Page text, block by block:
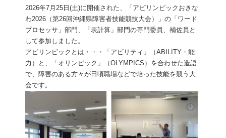
2026年7月25日(土)に開催された、「アビリンピックおきな
わ2026（第26回沖縄県障害者技能競技大会）」の「ワード
プロセッサ」部門、「表計算」部門の専門委員、補佐員と
して参加しました。
アビリンピックとは・・・「アビリティ」（ABILITY・能
力）と、「オリンピック」（OLYMPICS）を合わせた造語
で、障害のある方々が日頃職場などで培った技能を競う大
会です。